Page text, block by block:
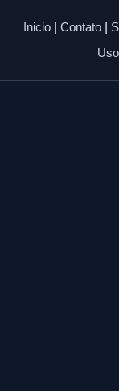
Inicio Contato
Uso